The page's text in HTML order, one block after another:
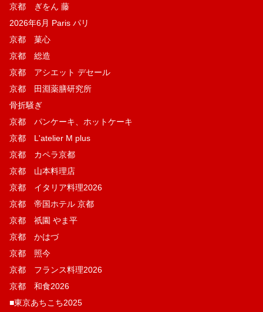
京都 ぎをん 藤
2026年6月 Paris パリ
京都 菓​心
京都 総造
京都 アシエット デセール
京都 田淵薬膳研究所
骨折騒ぎ
京都 パンケーキ、ホットケーキ
京都 L'atelier M plus
京都 カペラ京都
京都 山本料理店
京都 イタリア料理2026
京都 帝国ホテル 京都
京都 祇園 やま平
京都 かはづ
京都 照今
京都 フランス料理2026
京都 和食2026
■東京あちこち2025